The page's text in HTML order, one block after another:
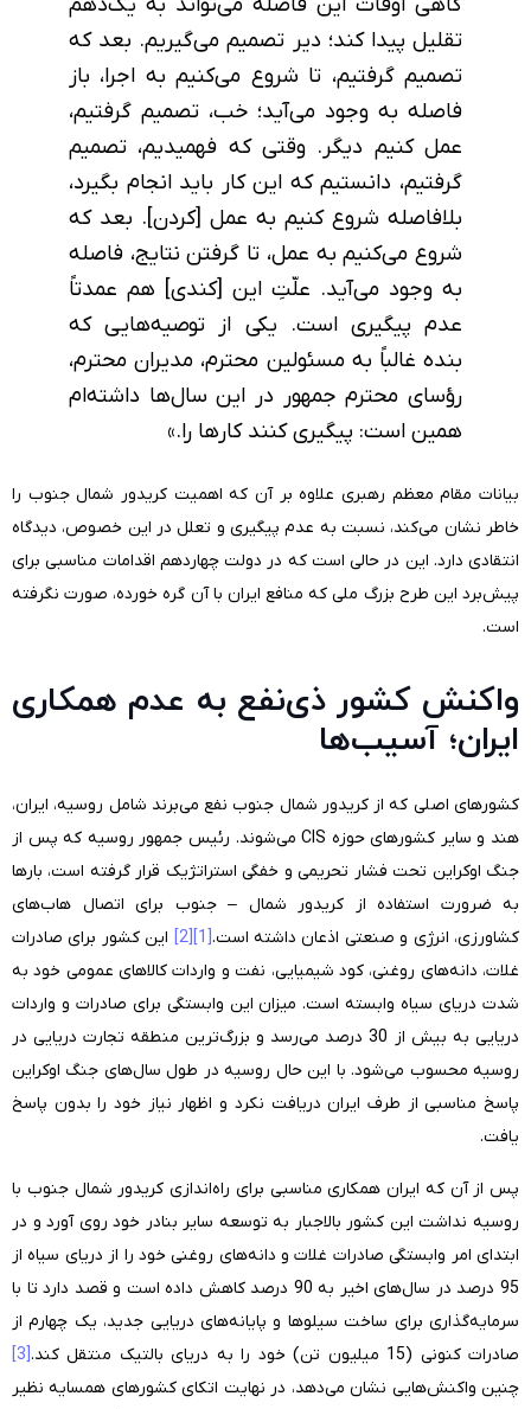
تقلیل پیدا کند؛ دیر تصمیم می‌گیریم. بعد که
تصمیم گرفتیم، تا شروع می‌کنیم به اجرا، باز
فاصله به وجود می‌آید؛ خب، تصمیم گرفتیم،
عمل کنیم دیگر. وقتی که فهمیدیم، تصمیم
گرفتیم، دانستیم که این کار باید انجام بگیرد،
بلافاصله شروع کنیم به عمل [کردن]. بعد که
شروع می‌کنیم به عمل، تا گرفتن نتایج، فاصله
به وجود می‌آید. علّتِ این [کندی] هم عمدتاً
عدم پیگیری است. یکی از توصیه‌هایی که
بنده غالباً‌ به مسئولین محترم، مدیران محترم،
رؤسای محترم جمهور در این سال‌ها داشته‌ام
همین است: پیگیری کنند کارها را.»
بیانات مقام معظم رهبری علاوه بر آن که اهمیت کریدور شمال جنوب را
خاطر نشان می‌کند، نسبت به عدم پیگیری و تعلل در این خصوص، دیدگاه
انتقادی دارد. این در حالی است که در دولت چهاردهم اقدامات مناسبی برای
پیش‌برد این طرح بزرگ ملی که منافع ایران با آن گره خورده، صورت نگرفته
است.
واکنش کشور ذی‌نفع به عدم همکاری
ایران؛ آسیب‌ها
کشورهای اصلی که از کریدور شمال جنوب نفع می‌برند شامل روسیه، ایران،
هند و سایر کشورهای حوزه CIS می‌شوند. رئیس جمهور روسیه که پس از
جنگ اوکراین تحت فشار تحریمی و خفگی استراتژیک قرار گرفته است، بارها
به ضرورت استفاده از کریدور شمال – جنوب برای اتصال هاب‌های
کشاورزی، انرژی و صنعتی اذعان داشته است.[1]
[2]
این کشور برای صادرات
غلات، دانه‌های روغنی، کود شیمیایی، نفت و واردات کالاهای عمومی خود به
شدت دریای سیاه وابسته است. میزان این وابستگی برای صادرات و واردات
دریایی به بیش از 30 درصد می‌رسد و بزرگ‌ترین منطقه تجارت دریایی در
روسیه محسوب می‌شود. با این حال روسیه در طول سال‌های جنگ اوکراین
پاسخ مناسبی از طرف ایران دریافت نکرد و اظهار نیاز خود را بدون پاسخ
یافت.
پس از آن که ایران همکاری مناسبی برای راه‌اندازی کریدور شمال جنوب با
روسیه نداشت این کشور بالاجبار به توسعه سایر بنادر خود روی آورد و در
ابتدای امر وابستگی صادرات غلات و دانه‌های روغنی خود را از دریای سیاه از
95 درصد در سال‌های اخیر به 90 درصد کاهش داده است و قصد دارد تا با
سرمایه‌گذاری برای ساخت سیلوها و پایانه‌های دریایی جدید، یک چهارم از
صادرات کنونی (15 میلیون تن) خود را به دریای بالتیک منتقل کند.
[3]
چنین واکنش‌هایی نشان می‌دهد، در نهایت اتکای کشورهای همسایه نظیر